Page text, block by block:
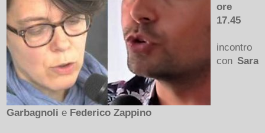
ore
17.45
incontro
con Sara
Garbagnoli e Federico Zappino